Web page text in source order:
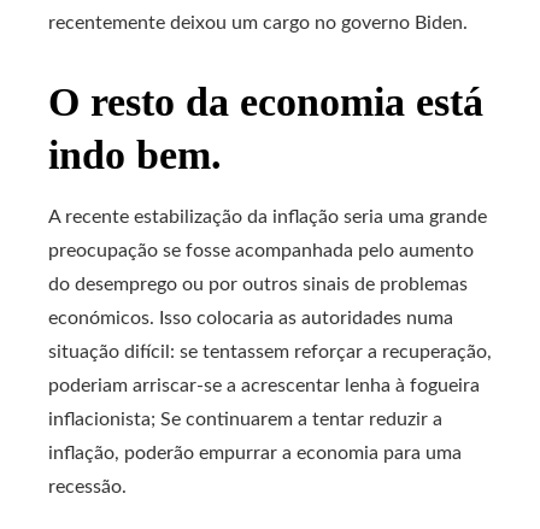
recentemente deixou um cargo no governo Biden.
O resto da economia está
indo bem.
A recente estabilização da inflação seria uma grande
preocupação se fosse acompanhada pelo aumento
do desemprego ou por outros sinais de problemas
económicos. Isso colocaria as autoridades numa
situação difícil: se tentassem reforçar a recuperação,
poderiam arriscar-se a acrescentar lenha à fogueira
inflacionista; Se continuarem a tentar reduzir a
inflação, poderão empurrar a economia para uma
recessão.